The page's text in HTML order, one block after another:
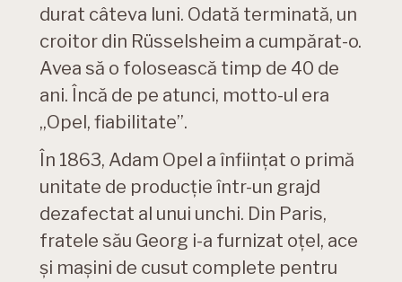
durat câteva luni. Odată terminată, un
croitor din Rüsselsheim a cumpărat-o.
Avea să o folosească timp de 40 de
ani. Încă de pe atunci, motto-ul era
„Opel, fiabilitate”.
În 1863, Adam Opel a înființat o primă
unitate de producție într-un grajd
dezafectat al unui unchi. Din Paris,
fratele său Georg i-a furnizat oțel, ace
și mașini de cusut complete pentru